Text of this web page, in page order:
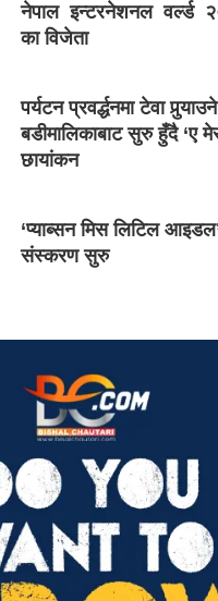
नेपाल इन्टरनेशनल वर्ल्ड
का विजेता
पर्यटन प्रवर्द्धनमा टेवा
बडीमालिकाबाट सुरु हुँदै ‘ए
छायांकन
‘प्याब्सन मिस लिटिल
संस्करण सुरु